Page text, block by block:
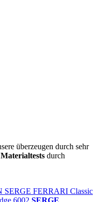
überzeugen durch sehr
Materialtests durch
SERGE FERRARI Classic
6002 SERGE